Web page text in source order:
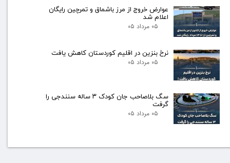
عوارض خروج از مرز باشماق و تمرچین رایگان
اعلام شد
۰۵ مرداد ۰۵
نرخ بنزین در اقلیم کوردستان کاهش یافت
۰۵ مرداد ۰۵
سگ بلاصاحب جان کودک ۳ ساله سنندجی را
گرفت
۰۵ مرداد ۰۵